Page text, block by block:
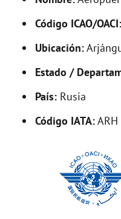
Código ICAO/OACI:
Ubicación:
Estado /
País: Rusia
Código IATA:ARH